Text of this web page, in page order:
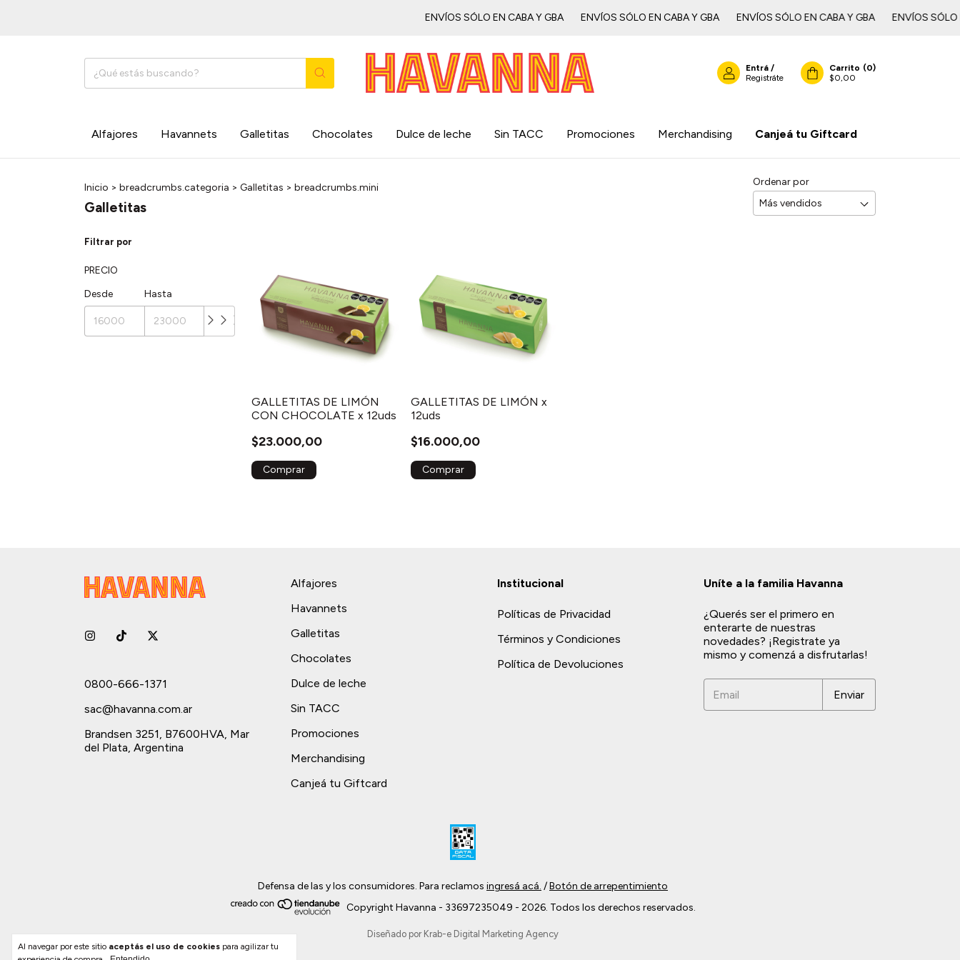
ENVÍOS SÓLO EN CABA Y GBAㅤㅤㅤㅤㅤ ENVÍOS SÓLO EN CABA Y GBAㅤㅤㅤㅤㅤ ENVÍOS SÓLO EN CABA Y GBAㅤㅤㅤㅤㅤ ENVÍOS SÓLO EN
Entrá /
Registráte
Carrito (0)
$0,00
Alfajores Havannets Galletitas Chocolates Dulce de leche Sin TACC Promociones Merchandising Canjeá tu Giftcard
Al navegar por este sitio aceptás el uso de cookies para agilizar tu
Inicio > breadcrumbs.categoria > Galletitas > breadcrumbs.mini
Galletitas
Ordenar por
Filtrar por
PRECIO
Desde
Hasta
GALLETITAS DE LIMÓN
CON CHOCOLATE x 12uds
$23.000,00
GALLETITAS DE LIMÓN x
12uds
$16.000,00
0800-666-1371
sac@havanna.com.ar
Brandsen 3251, B7600HVA, Mar
del Plata, Argentina
Alfajores
Havannets
Galletitas
Chocolates
Dulce de leche
Sin TACC
Promociones
Merchandising
Canjeá tu Giftcard
Institucional
Políticas de Privacidad
Términos y Condiciones
Política de Devoluciones
Uníte a la familia Havanna
¿Querés ser el primero en
enterarte de nuestras
novedades? ¡Registrate ya
mismo y comenzá a disfrutarlas!
Defensa de las y los consumidores. Para reclamos ingresá acá. /Botón de arrepentimiento
Copyright Havanna - 33697235049 - 2026. Todos los derechos reservados.